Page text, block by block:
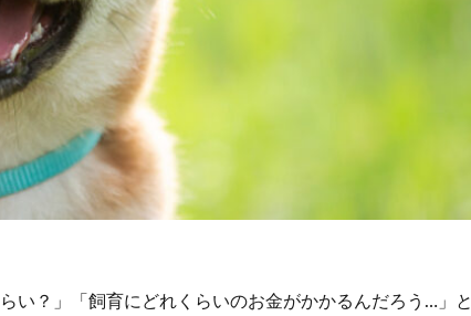
い？」「飼育にどれくらいのお金がかかるんだろう…」と